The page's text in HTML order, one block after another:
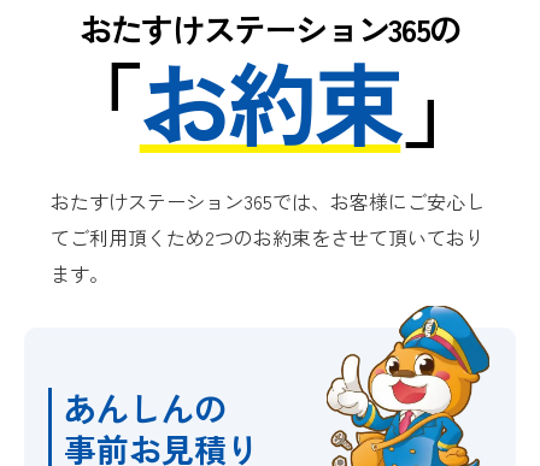
おたすけステーション365の
「お約束」
おたすけステーション365では、お客様にご安心し
てご利用頂くため2つのお約束をさせて頂いており
ます。
あんしんの
事前お見積り